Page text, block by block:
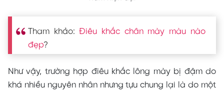
Tham khảo:Điêu khắc chân mày màu nào
đẹp?
Như vậy, trường hợp điêu khắc lông mày bị đậm do
khá nhiều nguyên nhân nhưng tựu chung lại là do một